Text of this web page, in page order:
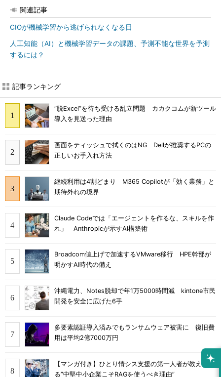
関連記事
CIOが機械学習から逃げられなくなる日
人工知能（AI）と機械学習データの課題、予測不能な世界を予測
するには？
記事ランキング
“脱Excel”を待ち受ける乱立問題 カカクコムが新ツール
導入を見送った理由
画面をティッシュで拭くのはNG Dellが推奨するPCの
正しいお手入れ方法
継続利用は4割どまり M365 Copilotが「効く業務」と
期待外れの境界
Claude Codeでは「エージェントを作るな、スキルを作
れ」 Anthropicが示すAI構築術
Broadcom値上げで加速するVMware移行 HPE幹部が
明かすAI時代の備え
沖縄電力、Notes脱却で年1万5000時間減 kintone市民
開発を安全に広げた6手
多要素認証導入済みでもランサムウェア被害に 復旧費
用は平均2億7000万円
【マンガ付き】ひとり情シス支援の第一人者が教え
る”中堅中小企業こそRAGを使うべき理由”